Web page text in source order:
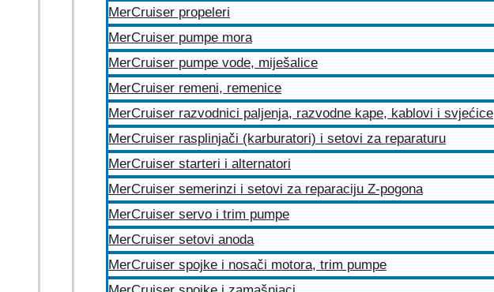
MerCruiser propeleri
MerCruiser pumpe mora
MerCruiser pumpe vode, miješalice
MerCruiser remeni, remenice
MerCruiser razvodnici paljenja, razvodne kape, kablovi i svjećice
MerCruiser rasplinjači (karburatori) i setovi za reparaturu
MerCruiser starteri i alternatori
MerCruiser semerinzi i setovi za reparaciju Z-pogona
MerCruiser servo i trim pumpe
MerCruiser setovi anoda
MerCruiser spojke i nosači motora, trim pumpe